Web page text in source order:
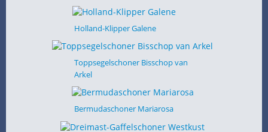
Holland-Klipper Galene
Toppsegelschoner Bisschop van
Arkel
Bermudaschoner Mariarosa